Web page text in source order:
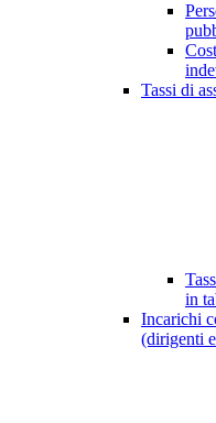
Tassi di
in
Incarichi
(dirigenti